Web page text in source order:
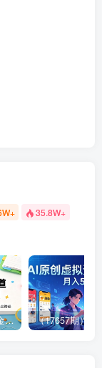
35.8W+
小红书教育赛道掘金实战课：AI课件制作+店铺运营+爆款笔记，打通知识变现全路径